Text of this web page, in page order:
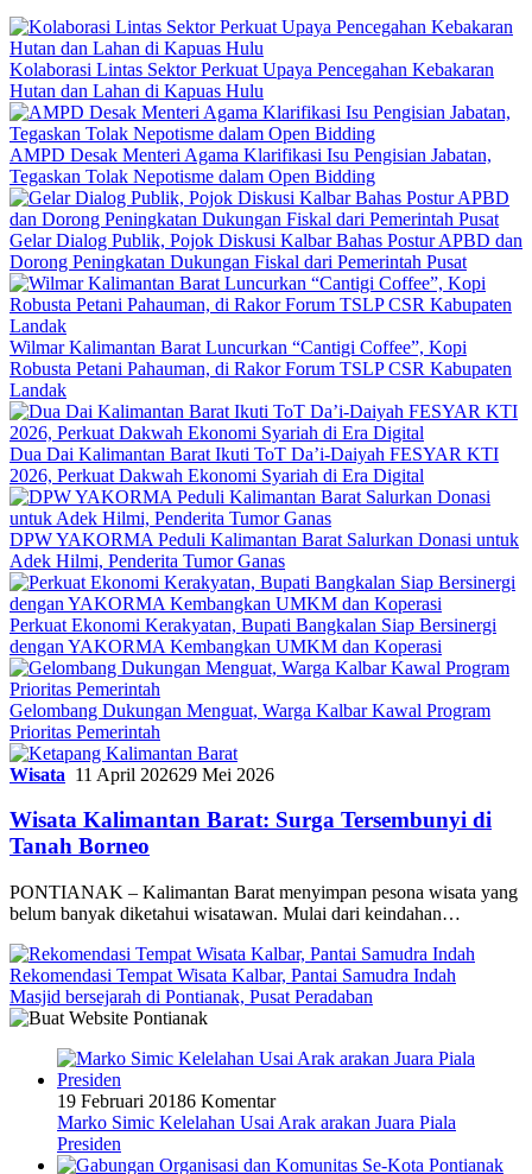
Kolaborasi Lintas Sektor Perkuat Upaya Pencegahan Kebakaran
Hutan dan Lahan di Kapuas Hulu
AMPD Desak Menteri Agama Klarifikasi Isu Pengisian Jabatan,
Tegaskan Tolak Nepotisme dalam Open Bidding
Gelar Dialog Publik, Pojok Diskusi Kalbar Bahas Postur APBD dan
Dorong Peningkatan Dukungan Fiskal dari Pemerintah Pusat
Wilmar Kalimantan Barat Luncurkan “Cantigi Coffee”, Kopi
Robusta Petani Pahauman, di Rakor Forum TSLP CSR Kabupaten
Landak
Dua Dai Kalimantan Barat Ikuti ToT Da’i-Daiyah FESYAR KTI
2026, Perkuat Dakwah Ekonomi Syariah di Era Digital
DPW YAKORMA Peduli Kalimantan Barat Salurkan Donasi untuk
Adek Hilmi, Penderita Tumor Ganas
Perkuat Ekonomi Kerakyatan, Bupati Bangkalan Siap Bersinergi
dengan YAKORMA Kembangkan UMKM dan Koperasi
Gelombang Dukungan Menguat, Warga Kalbar Kawal Program
Prioritas Pemerintah
Wisata 11 April 202629 Mei 2026
Wisata Kalimantan Barat: Surga Tersembunyi di
Tanah Borneo
PONTIANAK – Kalimantan Barat menyimpan pesona wisata yang
belum banyak diketahui wisatawan. Mulai dari keindahan…
Rekomendasi Tempat Wisata Kalbar, Pantai Samudra Indah
Masjid bersejarah di Pontianak, Pusat Peradaban
19 Februari 20186 Komentar
Marko Simic Kelelahan Usai Arak arakan Juara Piala
Presiden